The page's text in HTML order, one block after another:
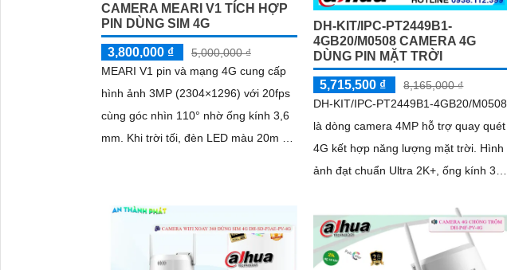
CAMERA MEARI V1 TÍCH HỢP
PIN DÙNG SIM 4G
3,800,000 ₫
5,000,000 ₫
MEARI V1 pin và mạng 4G cung cấp
hình ảnh 3MP (2304×1296) với 20fps
cùng góc nhìn 110° nhờ ống kính 3,6
mm. Khi trời tối, đèn LED màu 20m và
DH-KIT/IPC-PT2449B1-
4GB20/M0508 CAMERA 4G
DÙNG PIN MẶT TRỜI
5,715,500 ₫
8,165,000 ₫
DH-KIT/IPC-PT2449B1-4GB20/M0508
là dòng camera 4MP hỗ trợ quay quét
4G kết hợp năng lượng mặt trời. Hình
ảnh đạt chuẩn Ultra 2K+, ống kính 3.